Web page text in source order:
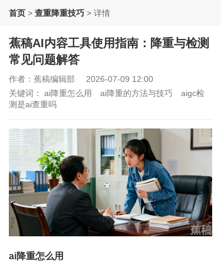
首页 > 查重降重技巧 > 详情
蕉稿AI内容工具使用指南：降重与检测
常见问题解答
作者：蕉稿编辑部
2026-07-09 12:00
关键词： ai降重怎么用 ai降重的方法与技巧
aigc检
测是ai查重吗
ai降重怎么用